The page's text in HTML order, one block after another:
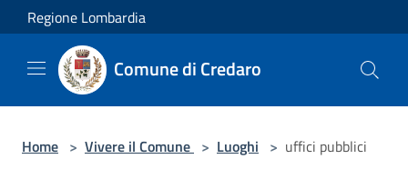
Salta al contenuto principale
Regione Lombardia
Comune di Credaro
Home > Vivere il Comune > Luoghi > uffici pubblici